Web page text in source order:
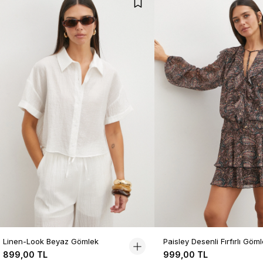
Linen-Look Beyaz Gömlek
899,00 TL
Paisley Desenli Fırfırlı
999,00 TL